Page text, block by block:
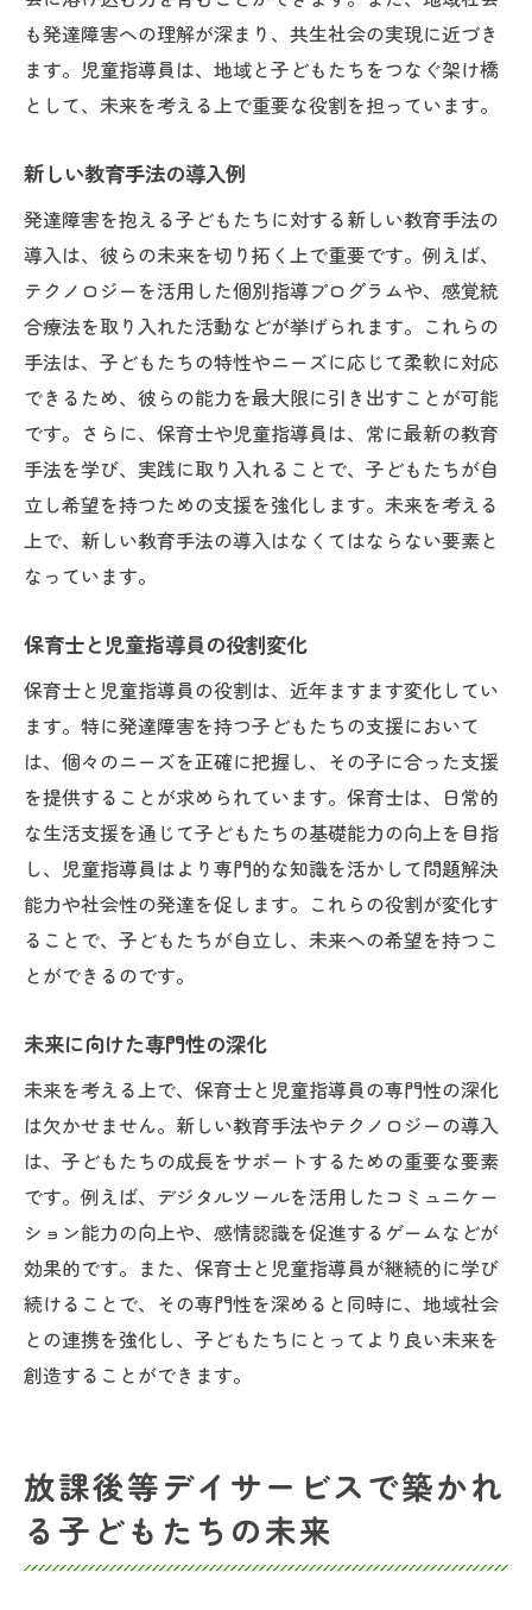
児童指導員の専門性強化の方向性
国際的な支援モデルの取り入れ
未来を見据えた地域社会との連携
放課後等デイサービスが導く発達障害児の未来
放課後等デイサービスの役割と可能性
子どもたちの自立を目指す長期支援
保護者とのコミュニケーションの重要性
地域資源を活かした支援ネットワーク
サービスの質向上に向けた取り組み
子どもたちの成長を見守る継続的支援
未来を見据えた支援と保育士・児童指導員の役
割の進化
支援の質を高めるための新しい方法
保育士と児童指導員の連携強化
未来を担う子どもたちの育成支援
保護者と連携した支援体制作り
社会全体での理解と支援の拡充
も発達障害への理解が深まり、共生社会の実現に近づき
ます。児童指導員は、地域と子どもたちをつなぐ架け橋
として、未来を考える上で重要な役割を担っています。
新しい教育手法の導入例
発達障害を抱える子どもたちに対する新しい教育手法の
導入は、彼らの未来を切り拓く上で重要です。例えば、
テクノロジーを活用した個別指導プログラムや、感覚統
合療法を取り入れた活動などが挙げられます。これらの
手法は、子どもたちの特性やニーズに応じて柔軟に対応
できるため、彼らの能力を最大限に引き出すことが可能
です。さらに、保育士や児童指導員は、常に最新の教育
手法を学び、実践に取り入れることで、子どもたちが自
立し希望を持つための支援を強化します。未来を考える
上で、新しい教育手法の導入はなくてはならない要素と
なっています。
保育士と児童指導員の役割変化
保育士と児童指導員の役割は、近年ますます変化してい
ます。特に発達障害を持つ子どもたちの支援において
は、個々のニーズを正確に把握し、その子に合った支援
を提供することが求められています。保育士は、日常的
な生活支援を通じて子どもたちの基礎能力の向上を目指
し、児童指導員はより専門的な知識を活かして問題解決
能力や社会性の発達を促します。これらの役割が変化す
ることで、子どもたちが自立し、未来への希望を持つこ
とができるのです。
未来に向けた専門性の深化
未来を考える上で、保育士と児童指導員の専門性の深化
は欠かせません。新しい教育手法やテクノロジーの導入
は、子どもたちの成長をサポートするための重要な要素
です。例えば、デジタルツールを活用したコミュニケー
ション能力の向上や、感情認識を促進するゲームなどが
効果的です。また、保育士と児童指導員が継続的に学び
続けることで、その専門性を深めると同時に、地域社会
との連携を強化し、子どもたちにとってより良い未来を
創造することができます。
放課後等デイサービスで築かれ
る子どもたちの未来